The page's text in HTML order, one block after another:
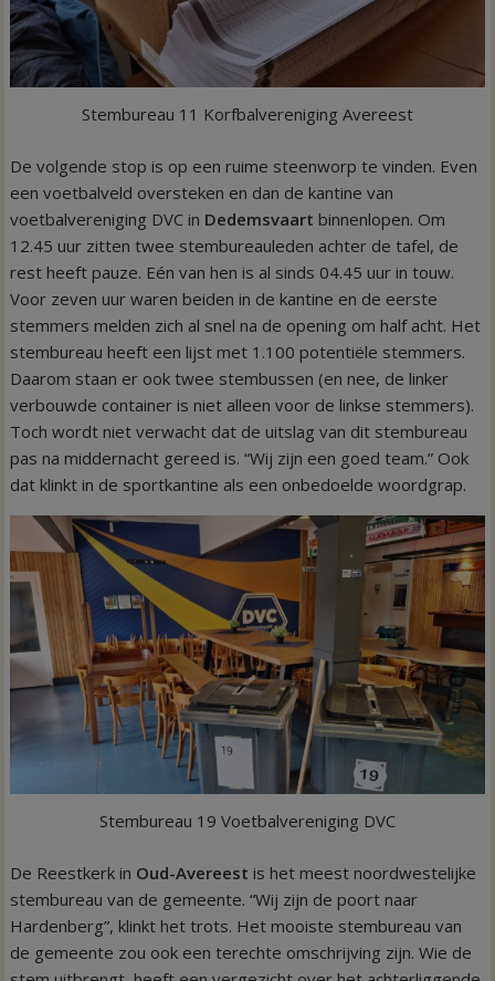
Stembureau 11 Korfbalvereniging Avereest
De volgende stop is op een ruime steenworp te vinden. Even
een voetbalveld oversteken en dan de kantine van
voetbalvereniging DVC in Dedemsvaart binnenlopen. Om
12.45 uur zitten twee stembureauleden achter de tafel, de
rest heeft pauze. Eén van hen is al sinds 04.45 uur in touw.
Voor zeven uur waren beiden in de kantine en de eerste
stemmers melden zich al snel na de opening om half acht. Het
stembureau heeft een lijst met 1.100 potentiële stemmers.
Daarom staan er ook twee stembussen (en nee, de linker
verbouwde container is niet alleen voor de linkse stemmers).
Toch wordt niet verwacht dat de uitslag van dit stembureau
pas na middernacht gereed is. “Wij zijn een goed team.” Ook
dat klinkt in de sportkantine als een onbedoelde woordgrap.
Stembureau 19 Voetbalvereniging DVC
De Reestkerk in Oud-Avereest is het meest noordwestelijke
stembureau van de gemeente. “Wij zijn de poort naar
Hardenberg”, klinkt het trots. Het mooiste stembureau van
de gemeente zou ook een terechte omschrijving zijn. Wie de